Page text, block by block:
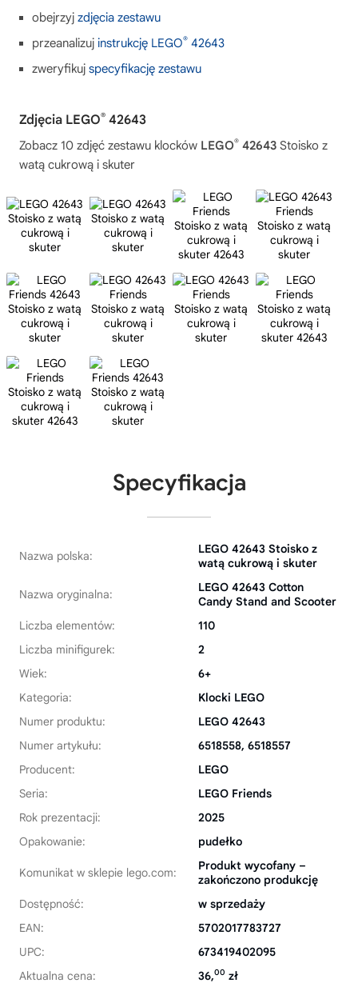
obejrzyj zdjęcia zestawu
przeanalizuj instrukcję LEGO® 42643
zweryfikuj specyfikację zestawu
Zdjęcia LEGO® 42643
Zobacz 10 zdjęć zestawu klocków LEGO® 42643 Stoisko z
watą cukrową i skuter
Specyfikacja
Nazwa polska:
LEGO 42643 Stoisko z
watą cukrową i skuter
Nazwa oryginalna:
LEGO 42643 Cotton
Candy Stand and Scooter
Liczba elementów:
110
Liczba minifigurek:
2
Wiek:
6+
Kategoria:
Klocki LEGO
Numer produktu:
LEGO 42643
Numer artykułu:
6518558, 6518557
Producent:
LEGO
Seria:
LEGO Friends
Rok prezentacji:
2025
Opakowanie:
pudełko
Komunikat w sklepie lego.com:
Produkt wycofany –
zakończono produkcję
Dostępność:
w sprzedaży
EAN:
5702017783727
UPC:
673419402095
Aktualna cena:
36,00 zł